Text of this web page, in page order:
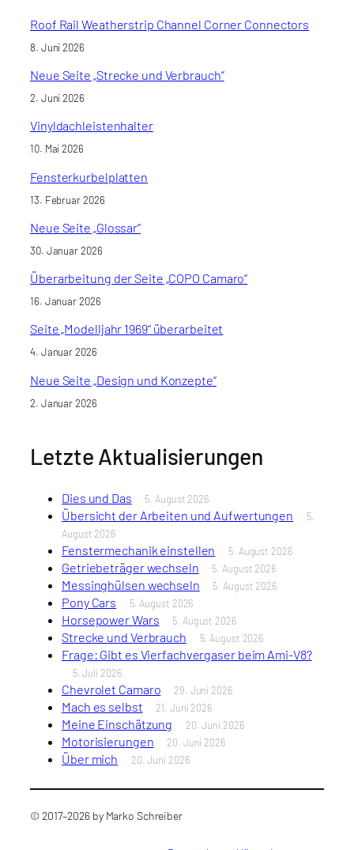
Roof Rail Weatherstrip Channel Corner Connectors
8. Juni 2026
Neue Seite „Strecke und Verbrauch“
2. Juni 2026
Vinyldachleistenhalter
10. Mai 2026
Fensterkurbelplatten
13. Februar 2026
Neue Seite „Glossar“
30. Januar 2026
Überarbeitung der Seite „COPO Camaro“
16. Januar 2026
Seite „Modelljahr 1969“ überarbeitet
4. Januar 2026
Neue Seite „Design und Konzepte“
2. Januar 2026
Letzte Aktualisierungen
Dies und Das 5. August 2026
Übersicht der Arbeiten und Aufwertungen
5.
August 2026
Fenstermechanik einstellen 5. August 2026
Getriebeträger wechseln 5. August 2026
Messinghülsen wechseln 5. August 2026
Pony Cars 5. August 2026
Horsepower Wars 5. August 2026
Strecke und Verbrauch 5. August 2026
Frage: Gibt es Vierfachvergaser beim Ami-V8?
5. Juli 2026
Chevrolet Camaro 29. Juni 2026
Mach es selbst 21. Juni 2026
Meine Einschätzung 20. Juni 2026
Motorisierungen 20. Juni 2026
Über mich 20. Juni 2026
© 2017–2026 by Marko Schreiber